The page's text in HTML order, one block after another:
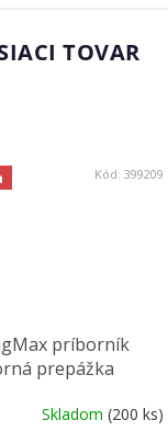
TOVAR
príborník
prepážka
Skladom (200 ks)
Kód: 399209